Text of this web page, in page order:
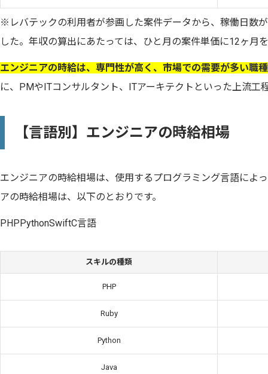
※レバテックの利用者が参画した案件データから、稼働日数
した。年収の算出にあたっては、ひと月の案件単価に12ヶ月
エンジニアの時給は、専門性が高く、市場での需要が多い職
に、PMやITコンサルタント、ITアーキテクトといった上流工
【言語別】エンジニアの時給相場
エンジニアの時給相場は、使用するプログラミング言語によ
アの時給相場は、以下のとおりです。
PHPPythonSwiftC言語
スキルの種類
PHP
Ruby
Python
Java